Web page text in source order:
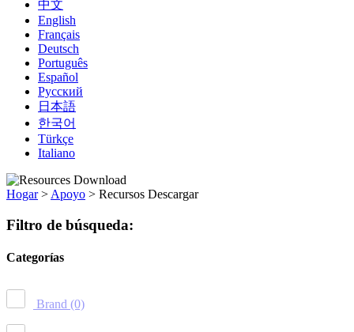
中文
English
Français
Deutsch
Português
Español
Русский
日本語
한국어
Türkçe
Italiano
Hogar > Apoyo > Recursos Descargar
Filtro de búsqueda:
Categorías
Brand (0)